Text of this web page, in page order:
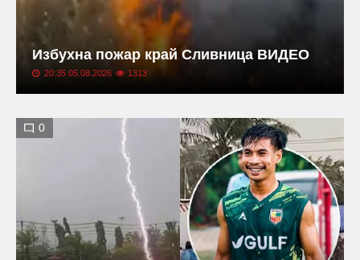
Избухна пожар край Сливница ВИДЕО
20:35 05.08.2026 1313
0